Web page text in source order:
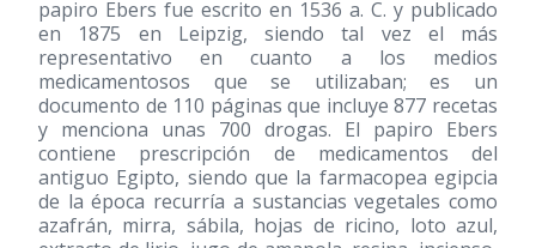
papiro Ebers fue escrito en 1536 a. C. y publicado
en 1875 en Leipzig, siendo tal vez el más
representativo en cuanto a los medios
medicamentosos que se utilizaban; es un
documento de 110 páginas que incluye 877 recetas
y menciona unas 700 drogas. El papiro Ebers
contiene prescripción de medicamentos del
antiguo Egipto, siendo que la farmacopea egipcia
de la época recurría a sustancias vegetales como
azafrán, mirra, sábila, hojas de ricino, loto azul,